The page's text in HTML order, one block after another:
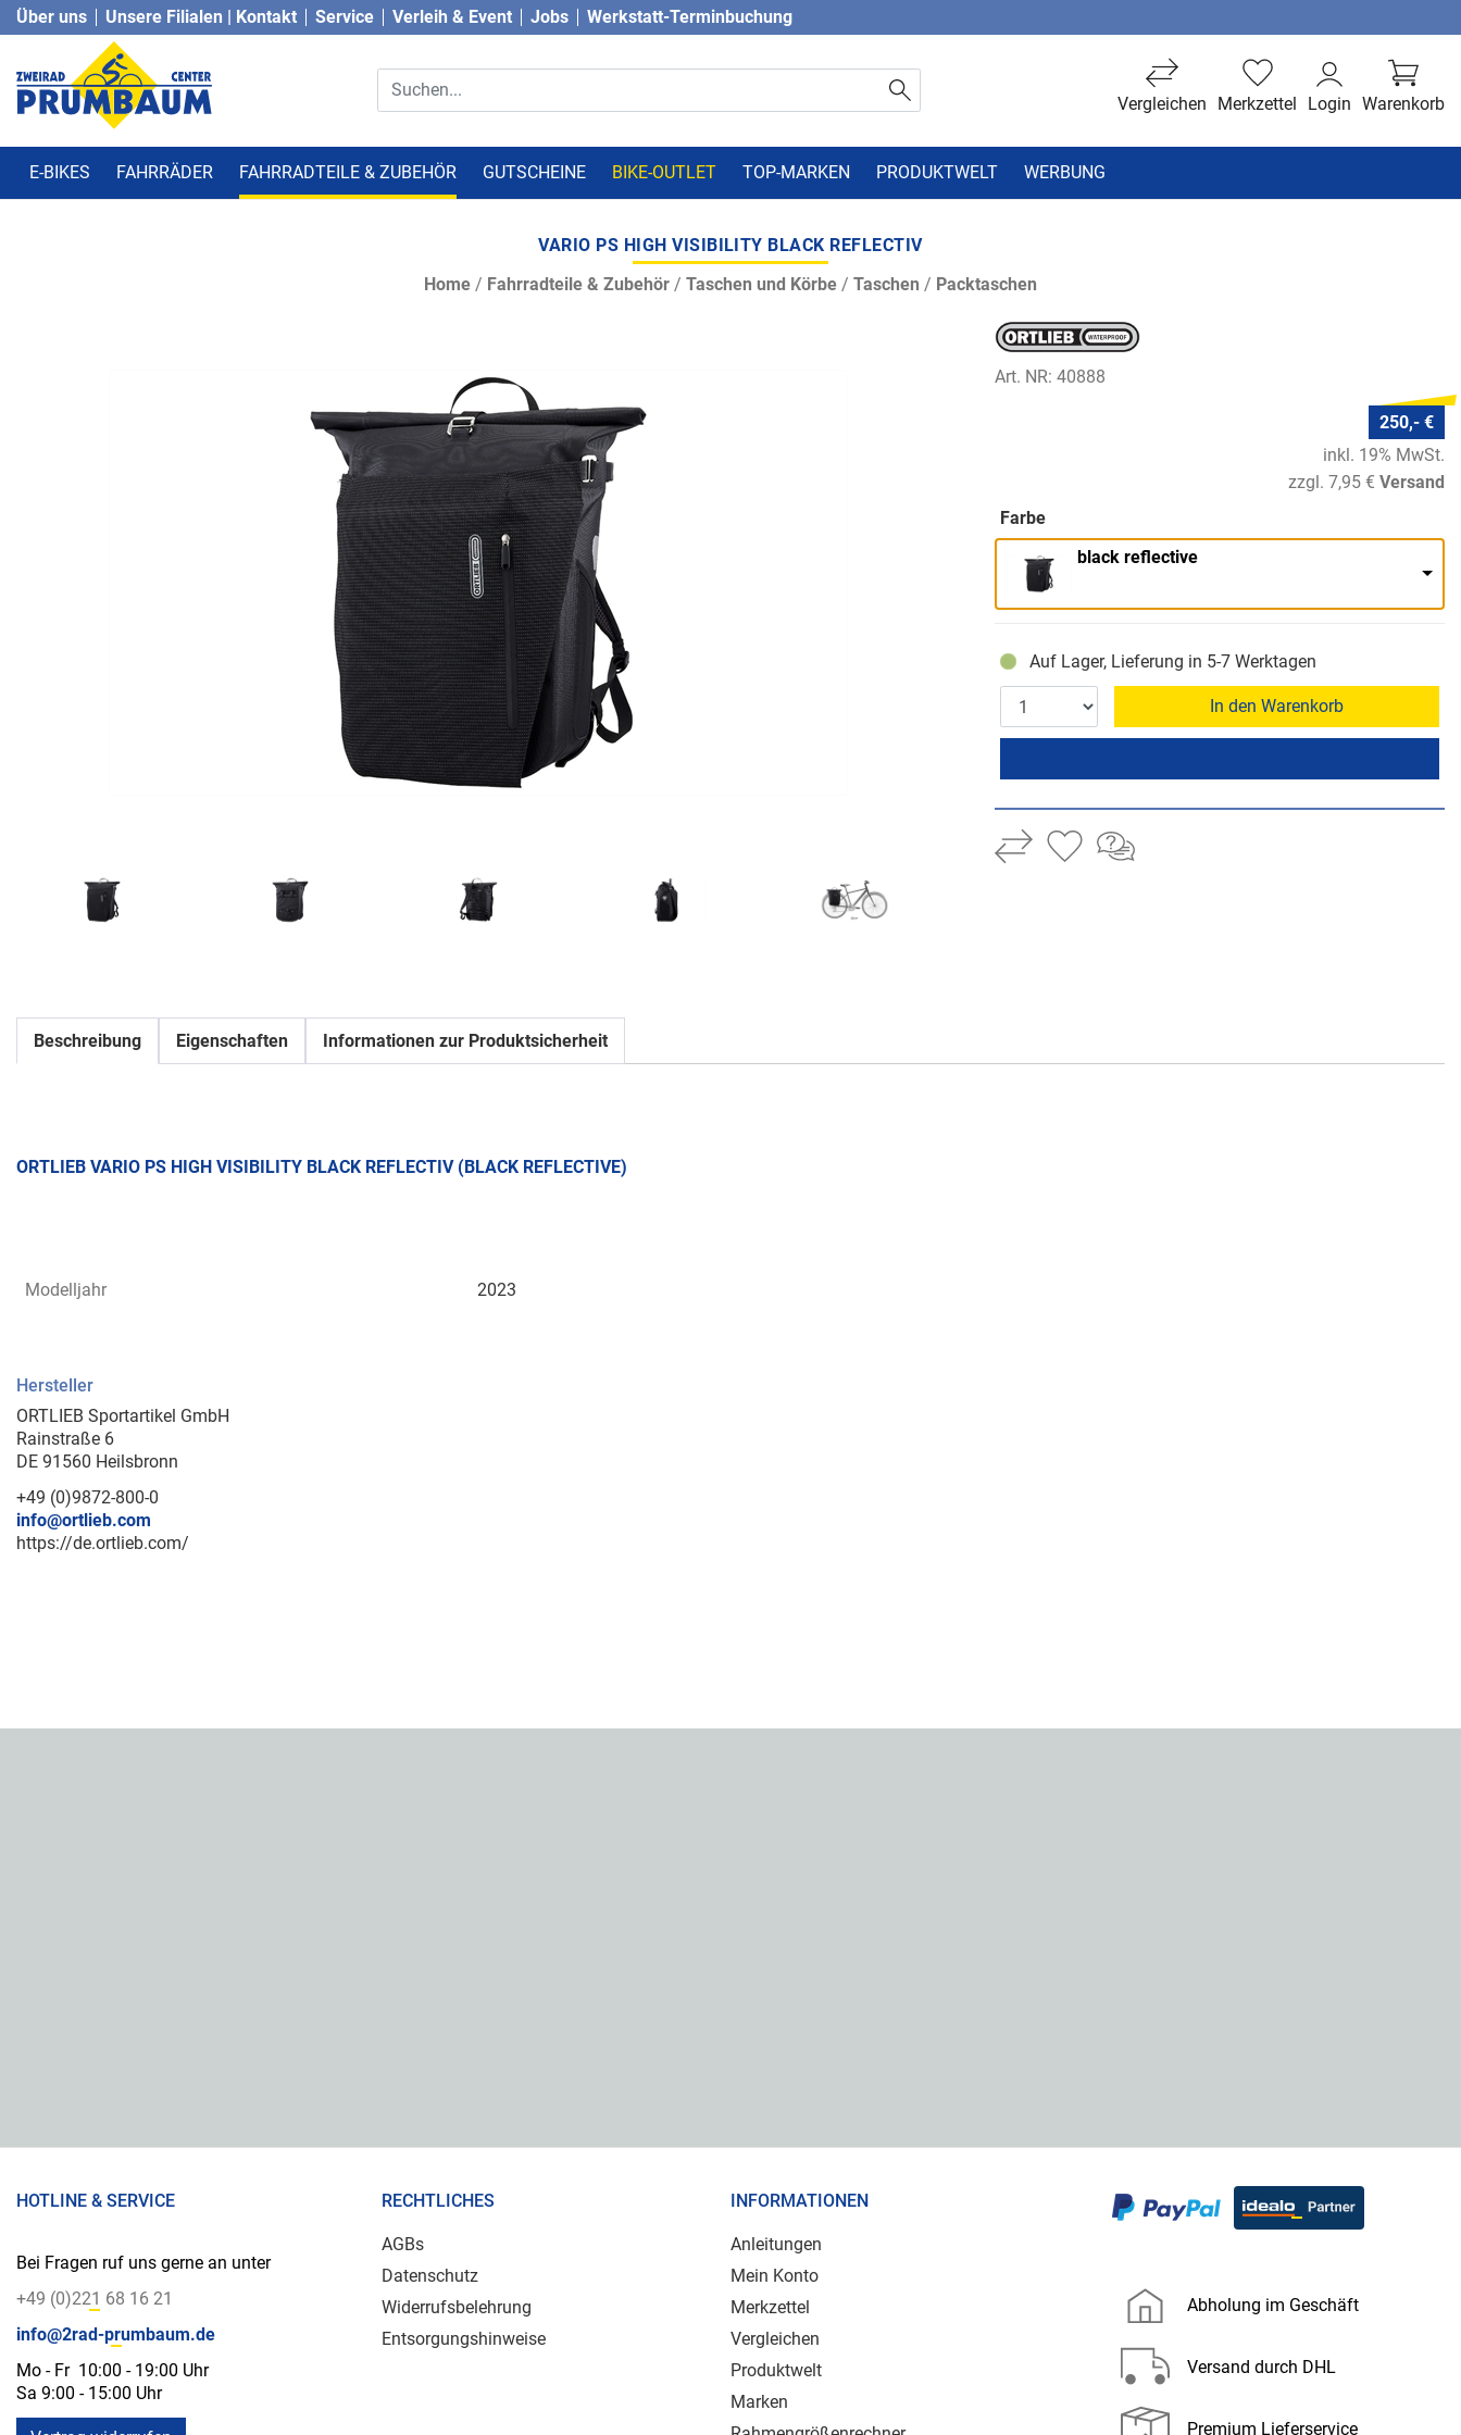
Über uns Unsere Filialen | Kontakt Service Verleih & Event Jobs Werkstatt-Terminbuchung
Warenkorb
Login
Merkzettel
Vergleichen
E-BIKES FAHRRÄDER FAHRRADTEILE & ZUBEHÖR GUTSCHEINE BIKE-OUTLET TOP-MARKEN PRODUKTWELT WERBUNG
VARIO PS HIGH VISIBILITY BLACK REFLECTIV
Home / Fahrradteile & Zubehör / Taschen und Körbe / Taschen / Packtaschen
Art. NR: 40888
250,- €
inkl. 19% MwSt.
zzgl. 7,95 € Versand
Farbe
black reflective
Auf Lager, Lieferung in 5-7 Werktagen
In den Warenkorb
Beschreibung Eigenschaften Informationen zur Produktsicherheit
ORTLIEB VARIO PS HIGH VISIBILITY BLACK REFLECTIV (BLACK REFLECTIVE)
Modelljahr 2023
Hersteller
ORTLIEB Sportartikel GmbH
Rainstraße 6
DE 91560 Heilsbronn
+49 (0)9872-800-0
info@ortlieb.com
https://de.ortlieb.com/
HOTLINE & SERVICE
Bei Fragen ruf uns gerne an unter
+49 (0)221 68 16 21
info@2rad-prumbaum.de
Mo - Fr 10:00 - 19:00 Uhr
Sa 9:00 - 15:00 Uhr
RECHTLICHES
AGBs
Datenschutz
Widerrufsbelehrung
Entsorgungshinweise
INFORMATIONEN
Anleitungen
Mein Konto
Merkzettel
Vergleichen
Produktwelt
Marken
Abholung im Geschäft
Versand durch DHL
Premium Lieferservice